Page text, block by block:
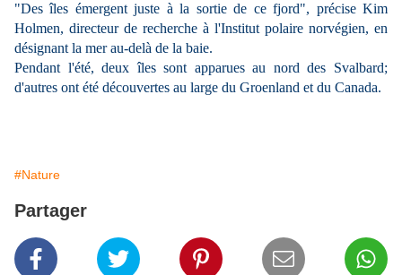
"Des îles émergent juste à la sortie de ce fjord", précise Kim
Holmen, directeur de recherche à l'Institut polaire norvégien, en
désignant la mer au-delà de la baie.
Pendant l'été, deux îles sont apparues au nord des Svalbard;
d'autres ont été découvertes au large du Groenland et du Canada.
#Nature
Partager